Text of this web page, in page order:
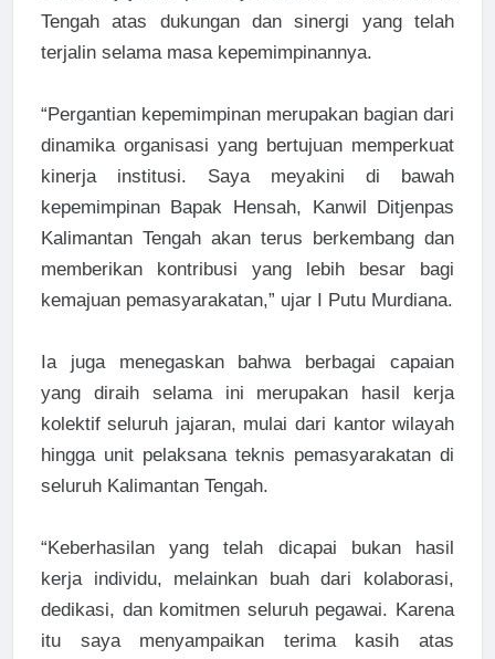
Tengah atas dukungan dan sinergi yang telah
terjalin selama masa kepemimpinannya.
“Pergantian kepemimpinan merupakan bagian dari
dinamika organisasi yang bertujuan memperkuat
kinerja institusi. Saya meyakini di bawah
kepemimpinan Bapak Hensah, Kanwil Ditjenpas
Kalimantan Tengah akan terus berkembang dan
memberikan kontribusi yang lebih besar bagi
kemajuan pemasyarakatan,” ujar I Putu Murdiana.
Ia juga menegaskan bahwa berbagai capaian
yang diraih selama ini merupakan hasil kerja
kolektif seluruh jajaran, mulai dari kantor wilayah
hingga unit pelaksana teknis pemasyarakatan di
seluruh Kalimantan Tengah.
“Keberhasilan yang telah dicapai bukan hasil
kerja individu, melainkan buah dari kolaborasi,
dedikasi, dan komitmen seluruh pegawai. Karena
itu saya menyampaikan terima kasih atas